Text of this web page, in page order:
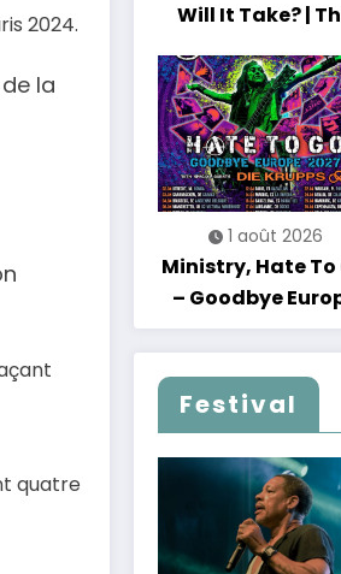
2024.
la
quatre
Will It Take? |
1 août 2026
Ministry, Hate To
– Goodbye
2027
Festival